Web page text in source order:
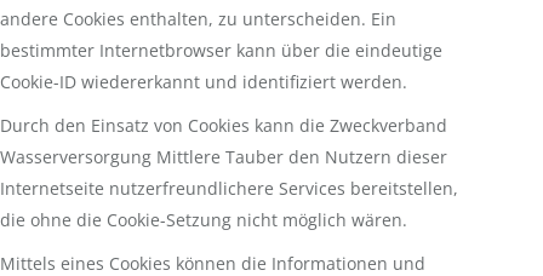
andere Cookies enthalten, zu unterscheiden. Ein
bestimmter Internetbrowser kann über die eindeutige
Cookie-ID wiedererkannt und identifiziert werden.
Durch den Einsatz von Cookies kann die Zweckverband
Wasserversorgung Mittlere Tauber den Nutzern dieser
Internetseite nutzerfreundlichere Services bereitstellen,
die ohne die Cookie-Setzung nicht möglich wären.
Mittels eines Cookies können die Informationen und